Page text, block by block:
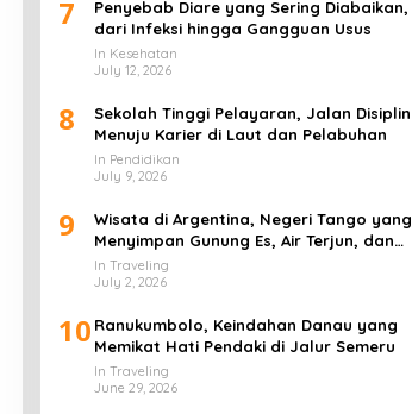
7
Penyebab Diare yang Sering Diabaikan,
dari Infeksi hingga Gangguan Usus
In Kesehatan
July 12, 2026
8
Sekolah Tinggi Pelayaran, Jalan Disiplin
Menuju Karier di Laut dan Pelabuhan
In Pendidikan
July 9, 2026
9
Wisata di Argentina, Negeri Tango yang
Menyimpan Gunung Es, Air Terjun, dan
Kota Penuh Warna
In Traveling
July 2, 2026
10 Ranukumbolo, Keindahan Danau yang
Memikat Hati Pendaki di Jalur Semeru
In Traveling
June 29, 2026